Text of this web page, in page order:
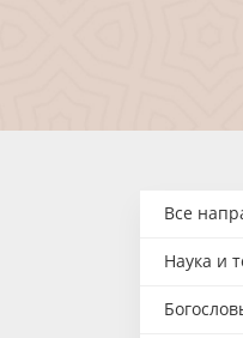
Все
Наука и